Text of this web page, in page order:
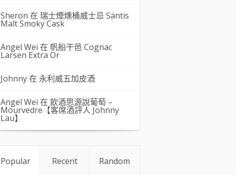
Sheron 在 瑞士煙燻桶威士忌 Säntis
Malt Smoky Cask
Angel Wei 在 帆船干邑 Cognac
Larsen Extra Or
Johnny 在 永利威五加皮酒
Angel Wei 在 飲酒思源說葡萄 –
Mourvedre【客席酒評人 Johnny
Lau】
Popular Recent Random